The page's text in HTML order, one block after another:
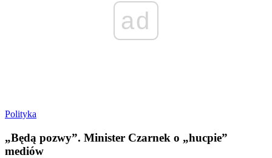
ad
Polityka
„Będą pozwy”. Minister Czarnek o „hucpie”
mediów